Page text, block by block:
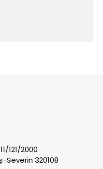
121/2000
Severin 320108